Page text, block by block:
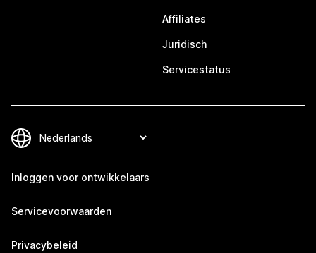
Affiliates
Juridisch
Servicestatus
Inloggen voor ontwikkelaars
Servicevoorwaarden
Privacybeleid